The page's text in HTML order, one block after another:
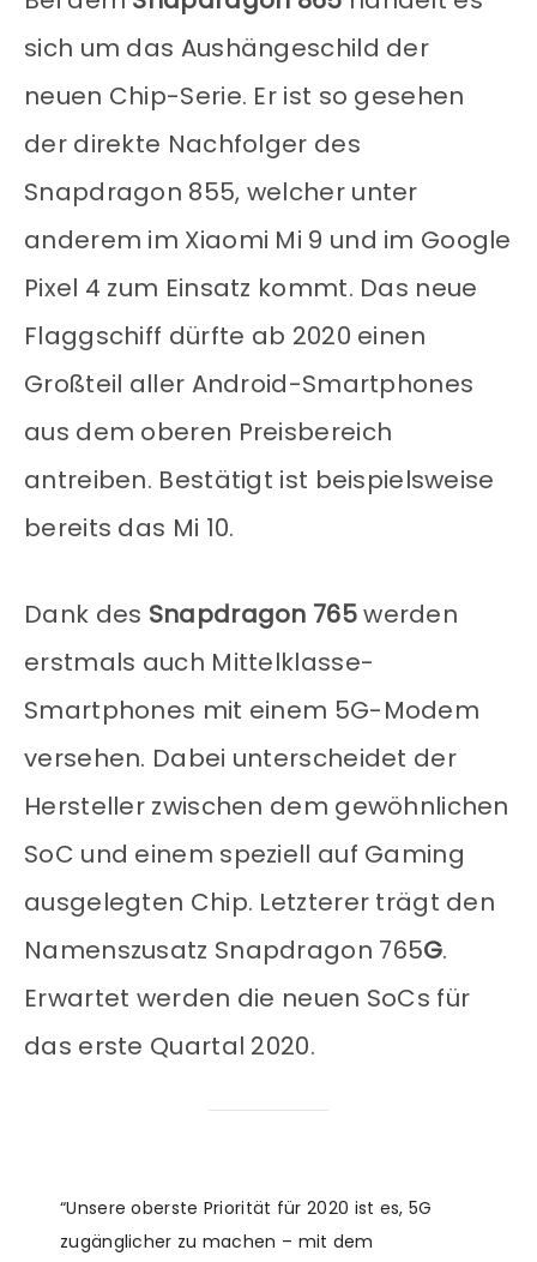
sich um das Aushängeschild der
neuen Chip-Serie. Er ist so gesehen
der direkte Nachfolger des
Snapdragon 855, welcher unter
anderem im Xiaomi Mi 9 und im Google
Pixel 4 zum Einsatz kommt. Das neue
Flaggschiff dürfte ab 2020 einen
Großteil aller Android-Smartphones
aus dem oberen Preisbereich
antreiben. Bestätigt ist beispielsweise
bereits das Mi 10.
Dank des Snapdragon 765werden
erstmals auch Mittelklasse-
Smartphones mit einem 5G-Modem
versehen. Dabei unterscheidet der
Hersteller zwischen dem gewöhnlichen
SoC und einem speziell auf Gaming
ausgelegten Chip. Letzterer trägt den
Namenszusatz Snapdragon 765G.
Erwartet werden die neuen SoCs für
das erste Quartal 2020.
“Unsere oberste Priorität für 2020 ist es, 5G
zugänglicher zu machen – mit dem